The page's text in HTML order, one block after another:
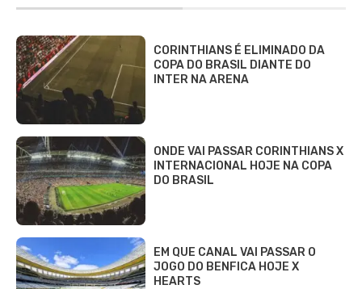
CORINTHIANS É ELIMINADO DA
COPA DO BRASIL DIANTE DO
INTER NA ARENA
ONDE VAI PASSAR CORINTHIANS X
INTERNACIONAL HOJE NA COPA
DO BRASIL
EM QUE CANAL VAI PASSAR O
JOGO DO BENFICA HOJE X
HEARTS